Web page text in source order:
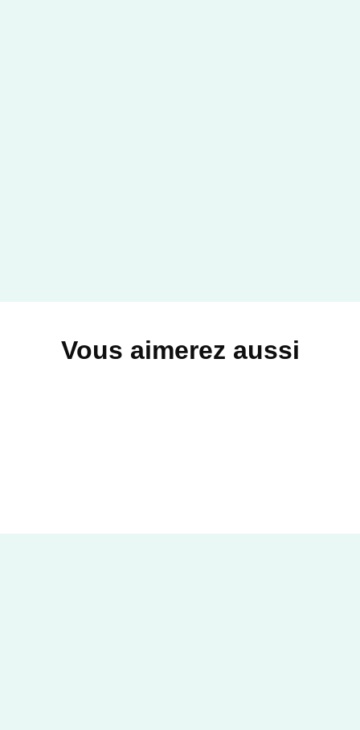
Vous aimerez aussi